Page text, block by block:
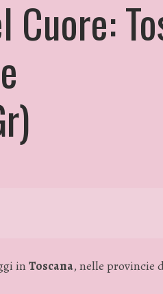
Cuore:
in Toscana, nelle provincie